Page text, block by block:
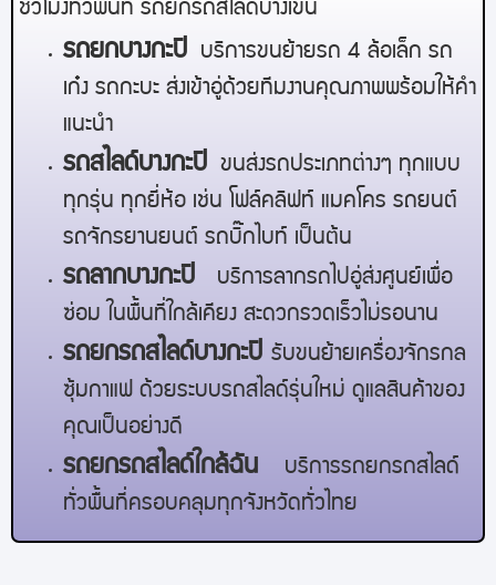
ชั่วโมงทั่วพื้นที่ รถยกรถสไลด์บาง เขน
รถยกบางกะปิ
บริการขนย้ายรถ 4 ล้อเล็ก รถ
เก๋ง รถกะบะ ส่งเข้าอู่ด้วยทีมงานคุณภาพพร้อมให้คำ
แนะนำ
รถสไลด์บางกะปิ
ขนส่งรถประเภทต่างๆ ทุกแบบ
ทุกรุ่น ทุกยี่ห้อ เช่น โฟล์คลิฟท์ แมคโคร รถยนต์
รถจักรยานยนต์ รถบิ๊กไบท์ เป็นต้น
รถลากบางกะปิ
บริการลากรถไปอู่ส่งศูนย์เพื่อ
ซ่อม ในพื้นที่ใกล้เคียง สะดวกรวดเร็วไม่รอนาน
รถยกรถสไลด์บางกะปิ รับขนย้ายเครื่องจักรกล
ซุ้มกาแฟ ด้วยระบบรถสไลด์รุ่นใหม่ ดูแลสินค้าของ
คุณเป็นอย่างดี
รถยกรถสไลด์ใกล้ฉัน
บริการรถยกรถสไลด์
ทั่วพื้นที่ครอบคลุมทุกจังหวัดทั่วไทย